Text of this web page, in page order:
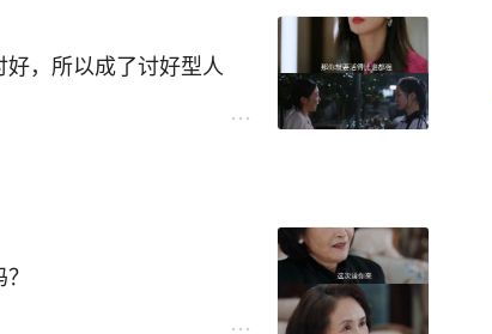
，就因为自家娃兴趣班
录应用，帮治疗师朋友
配还能算成本。
灵光里，对着手机说句
用，有记录喝水的、有
就有人拿了奖金，太惊
，所以成了讨好型人
有人看得起自己。
！